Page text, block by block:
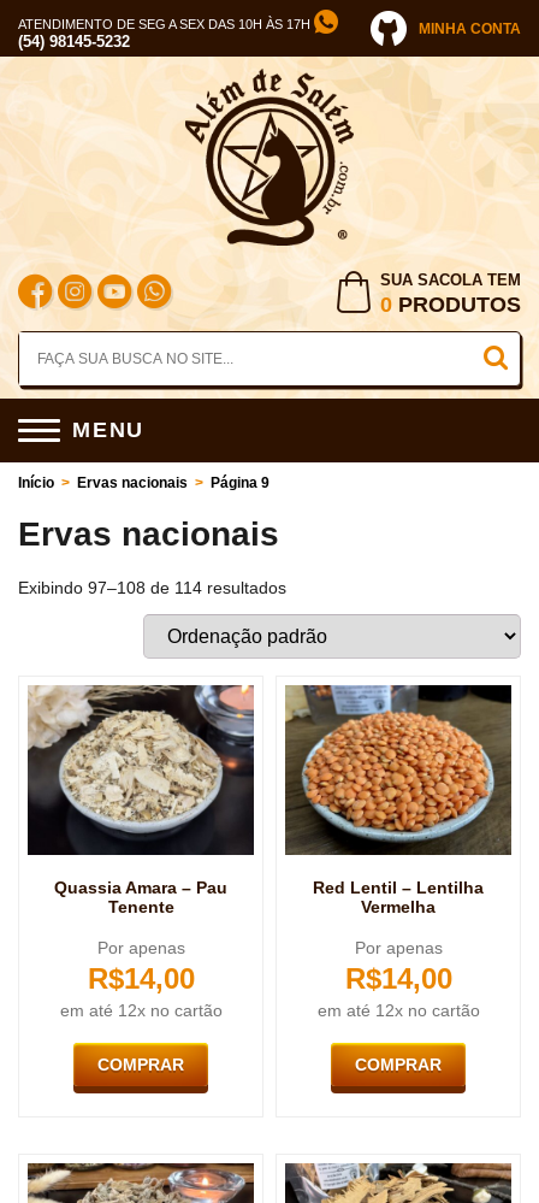
ATENDIMENTO DE SEG A SEX DAS 10H ÀS 17H
(54) 98145-5232
MINHA CONTA
SUA SACOLA TEM
0 PRODUTOS
MENU
Início > Ervas nacionais > Página 9
Ervas nacionais
Exibindo 97–108 de 114 resultados
Quassia Amara – Pau
Tenente
Por apenas
R$14,00
em até 12x no cartão
COMPRAR
Red Lentil – Lentilha
Vermelha
Por apenas
R$14,00
em até 12x no cartão
COMPRAR